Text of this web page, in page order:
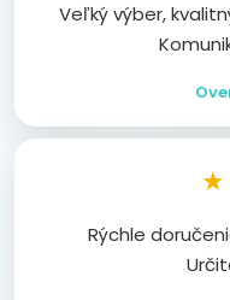
Veľký výber,
Rýchle